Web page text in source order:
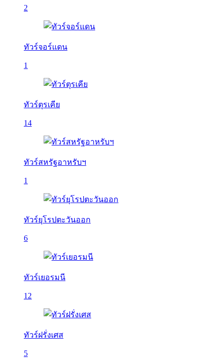
2
ทัวร์จอร์แดน
1
ทัวร์ตุรเคีย
14
ทัวร์สหรัฐอาหรับฯ
1
ทัวร์ยุโรปตะวันออก
6
ทัวร์เยอรมนี
12
ทัวร์ฝรั่งเศส
5